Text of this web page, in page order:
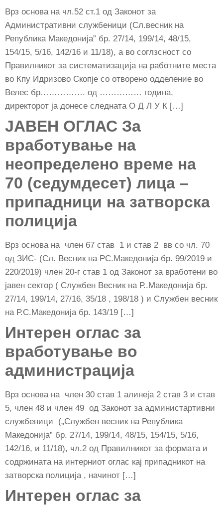
Врз основа на чл.52 ст.1 од Законот за
Административни службеници (Сл.весник на
Република Македонија” бр. 27/14, 199/14, 48/15,
154/15, 5/16, 142/16 и 11/18), а во соглзсност со
Правилникот за систематизација на работните места
во Кпу Идризово Скопје со отворено одделение во
Велес бр……………. од …………… година,
директорот ја донесе следната О Д Л У К […]
JAВЕН ОГЛАС За
вработување на
неопределено време на
70 (седумдесет) лица –
припадници на затворска
полиција
Врз основа на член 67 став 1 и став 2 вв со чл. 70
од ЗИС- (Сл. Весник на РС.Македонија бр. 99/2019 и
220/2019) член 20-г став 1 oд Законот за вработени во
јавен сектор ( Службен Весник на Р..Македонија бр.
27/14, 199/14, 27/16, 35/18 , 198/18 ) и Службен весник
на Р.С.Македонија бр. 143/19 […]
Интерен оглас за
вработување во
администрација
Врз основа на член 30 став 1 алинеја 2 став 3 и став
5, член 48 и член 49 од Законот за администартивни
службеници („Службен весник на Република
Македонија” бр. 27/14, 199/14, 48/15, 154/15, 5/16,
142/16, и 11/18), чл.2 од Правилникот за формата и
содржината на интерниот оглас кај припадникот на
затворска полиција , начинот […]
Интерен оглас за